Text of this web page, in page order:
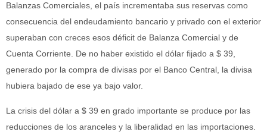
Balanzas Comerciales, el país incrementaba sus reservas como
consecuencia del endeudamiento bancario y privado con el exterior
superaban con creces esos déficit de Balanza Comercial y de
Cuenta Corriente. De no haber existido el dólar fijado a $ 39,
generado por la compra de divisas por el Banco Central, la divisa
hubiera bajado de ese ya bajo valor.
La crisis del dólar a $ 39 en grado importante se produce por las
reducciones de los aranceles y la liberalidad en las importaciones.